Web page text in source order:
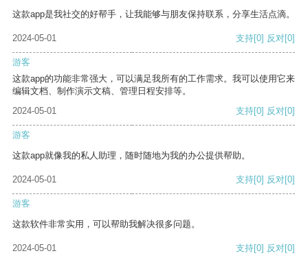
这款app是我社交的好帮手，让我能够与朋友保持联系，分享生活点滴。
2024-05-01 支持[0] 反对[0]
游客
这款app的功能非常强大，可以满足我所有的工作需求。我可以使用它来
编辑文档、制作演示文稿、管理日程安排等。
2024-05-01
支持[0] 反对[0]
游客
这款app就像我的私人助理，随时随地为我的办公提供帮助。
2024-05-01 支持[0] 反对[0]
游客
这款软件非常实用，可以帮助我解决很多问题。
2024-05-01 支持[0] 反对[0]